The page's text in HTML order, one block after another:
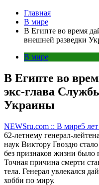
Главная
В мире
В Египте во время
внешней разведки
В мире
В Египте во
экс-глава
Украины
NEWSru.com :: В мире5
62-летнему генерал-
наук Виктору Гвоздю
без признаков жизни было
Точная причина смерти
тела. Генерал увлекался
хобби по миру.